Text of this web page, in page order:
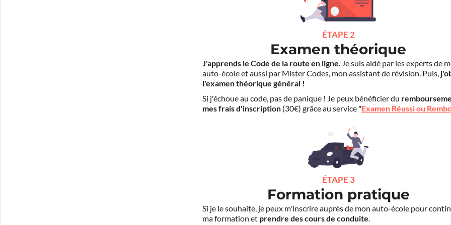
ÉTAPE 2
Examen théorique
J'apprends le Code de la route en ligne. Je suis aidé par les experts de
auto-école et aussi par Mister Codes, mon assistant de révision. Puis,
l'examen théorique général !
Si j'échoue au code, pas de panique ! Je peux bénéficier du
mes frais d'inscription (30€) grâce au service "Examen Réussi ou
ÉTAPE 3
Formation pratique
Si je le souhaite, je peux m'inscrire auprès de mon auto-école pour
ma formation et prendre des cours de conduite.